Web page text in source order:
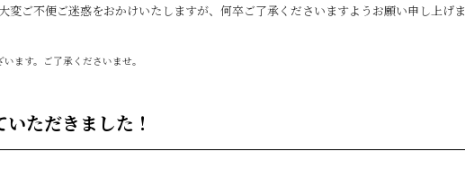
変ご不便ご迷惑をおかけいたしますが、何卒ご了承くださいますようお願い申し上げま
ます。ご了承くださいませ。
ただきました！